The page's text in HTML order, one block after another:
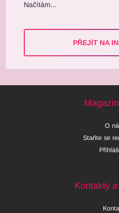
Načítám...
PŘEJÍT NA
O
Staňte se
Kontakty